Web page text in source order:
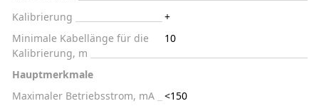
Kalibrierung
+
Minimale Kabellänge für die
Kalibrierung, m
10
Hauptmerkmale
Maximaler Betriebsstrom, mA
<150